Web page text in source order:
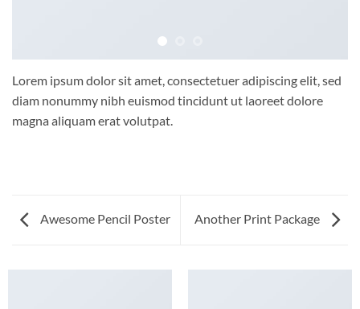
Lorem ipsum dolor sit amet, consectetuer adipiscing elit, sed
diam nonummy nibh euismod tincidunt ut laoreet dolore
magna aliquam erat volutpat.
Awesome Pencil Poster Another Print Package